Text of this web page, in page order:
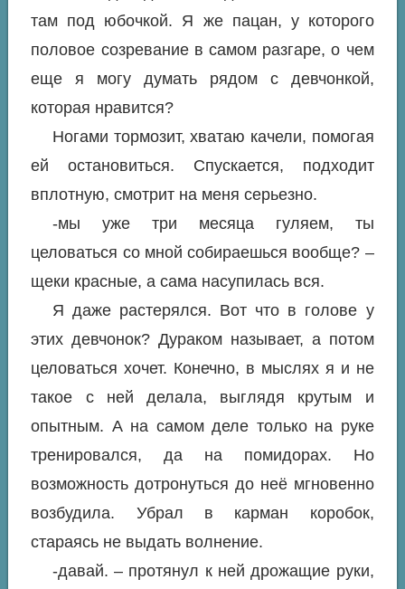
там под юбочкой. Я же пацан, у которого
половое созревание в самом разгаре, о чем
еще я могу думать рядом с девчонкой,
которая нравится?
Ногами тормозит, хватаю качели, помогая
ей остановиться. Спускается, подходит
вплотную, смотрит на меня серьезно.
-мы уже три месяца гуляем, ты
целоваться со мной собираешься вообще? –
щеки красные, а сама насупилась вся.
Я даже растерялся. Вот что в голове у
этих девчонок? Дураком называет, а потом
целоваться хочет. Конечно, в мыслях я и не
такое с ней делала, выглядя крутым и
опытным. А на самом деле только на руке
тренировался, да на помидорах. Но
возможность дотронуться до неё мгновенно
возбудила. Убрал в карман коробок,
стараясь не выдать волнение.
-давай. – протянул к ней дрожащие руки,